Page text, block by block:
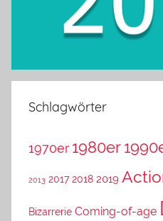
Schlagwörter
1970er 1980er
2013 2017 2018 2019
Bizarrerie Coming-of-age